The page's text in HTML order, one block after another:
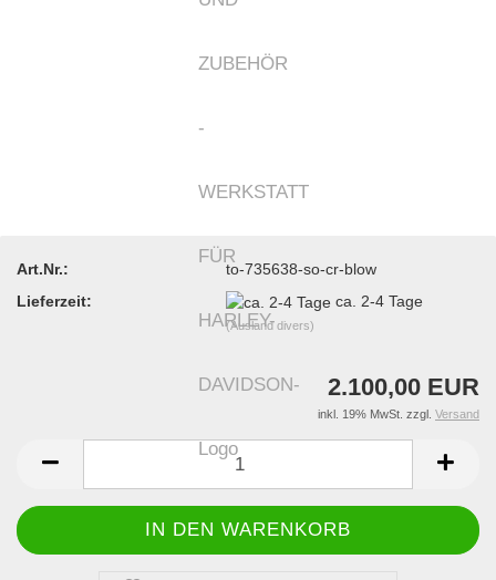
Art.Nr.:
to-735638-so-cr-blow
Lieferzeit:
ca. 2-4 Tage
(Ausland divers)
2.100,00 EUR
inkl. 19% MwSt. zzgl. Versand